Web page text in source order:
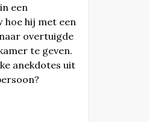
een
hij met een
overtuigde
te geven.
anekdotes uit